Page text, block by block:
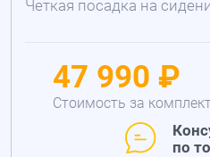
Четкая посадка на
47 990 ₽
Стоимость за
по